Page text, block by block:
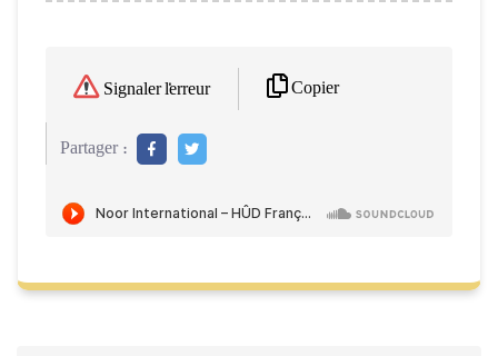
Signaler l'erreur Copier
Partager :